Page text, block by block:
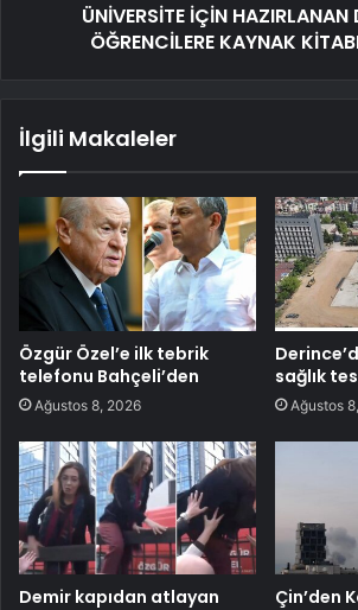
ÜNİVERSİTE İÇİN HAZIRLANAN
ÖĞRENCİLERE KAYNAK
İlgili Makaleler
Özgür Özel’e ilk tebrik
telefonu Bahçeli’den
Ağustos 8, 2026
sağlık
Ağustos
Demir kapıdan atlayan
Çin’den